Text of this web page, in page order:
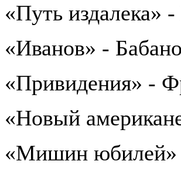
«Путь издалека»
«Иванов» -
«Привидения» -
«Новый
«Мишин юбилей»